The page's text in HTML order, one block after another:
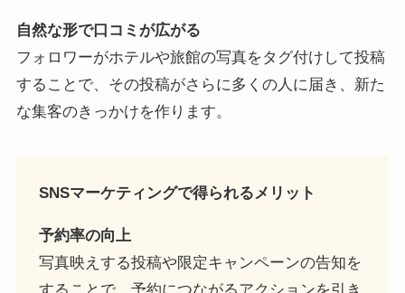
自然な形で口コミが広がる
フォロワーがホテルや旅館の写真をタグ付けして投稿
することで、その投稿がさらに多くの人に届き、新た
な集客のきっかけを作ります。
SNSマーケティングで得られるメリット
予約率の向上
写真映えする投稿や限定キャンペーンの告知を
することで、予約につながるアクションを引き